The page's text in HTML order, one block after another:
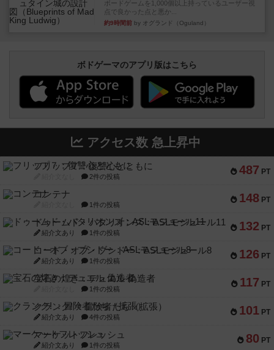
ボードゲームを1,000個以上持っているユーザー視
点で良かった点と悪か...
約9時間前 by オグランド（Oguland）
ボドゲーマのアプリ版はこちら
アクセス数 急上昇中
487 PT
フリップ７：復讐心とともに
2件の投稿
148 PT
コンテナ
1件の投稿
132 PT
ドゥームド・バタリオンズ：ASLモジュール11
紹介文あり 1件の投稿
126 PT
コード・オブ・ブシドー：ASLモジュール8
紹介文あり 1件の投稿
117 PT
宝石の煌き：デュエル 偽造者
1件の投稿
101 PT
クランク! ：冒険者たち（拡張）
紹介文あり 4件の投稿
80 PT
マーケットフレッシュ
紹介文あり 1件の投稿